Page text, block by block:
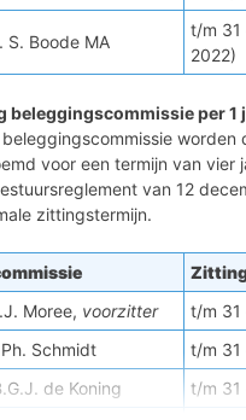
S. Boode MA
t/m 31
2022)
beleggingscommissie per 1
worden
voor een termijn van vier
van 12
zittingstermijn.
Moree, voorzitter
t/m 31
Schmidt
t/m 31
de Koning
t/m 31